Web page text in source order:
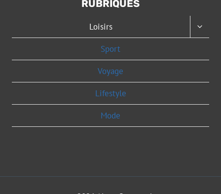
RUBRIQUES
Loisirs
Sport
Voyage
Lifestyle
Mode